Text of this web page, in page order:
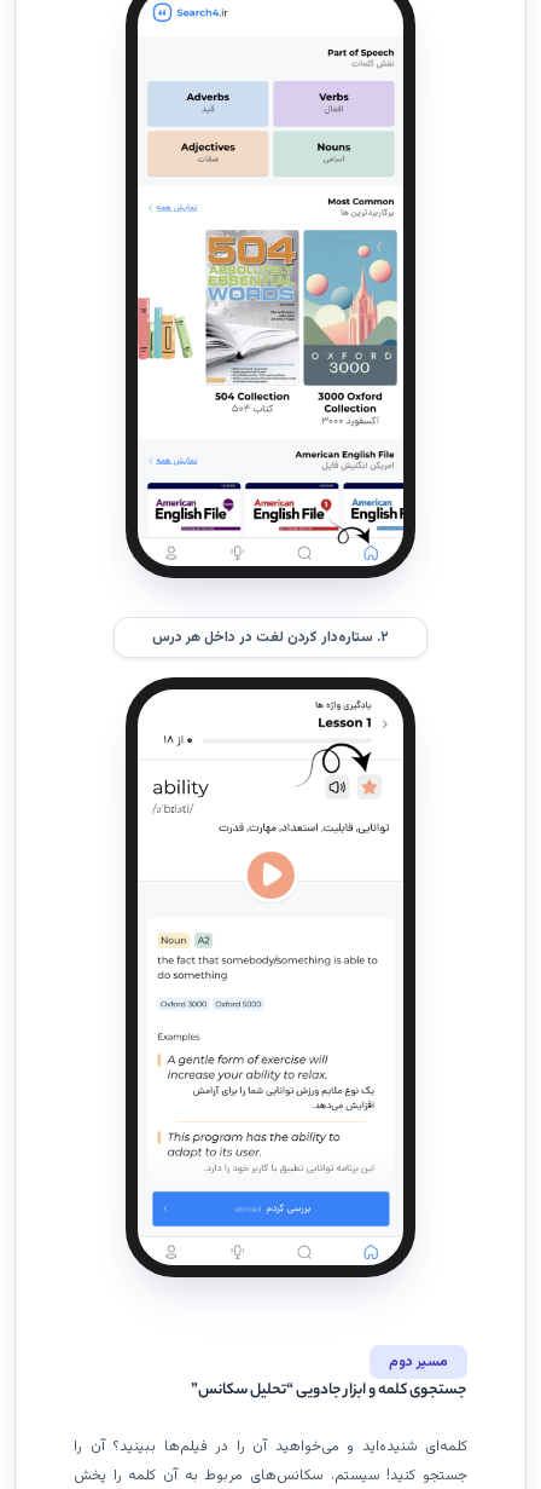
۲. ستاره‌دار کردن لغت در داخل هر درس
مسیر دوم
جستجوی کلمه و ابزار جادویی “تحلیل سکانس”
کلمه‌ای شنیده‌اید و می‌خواهید آن را در فیلم‌ها ببینید؟ آن را
جستجو کنید! سیستم، سکانس‌های مربوط به آن کلمه را پخش